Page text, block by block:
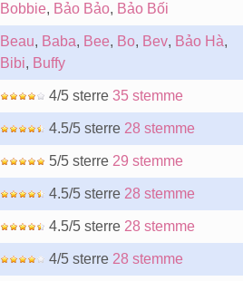
Bobbie, Bảo Bảo, Bảo Bối
Beau, Baba, Bee, Bo, Bev, Bảo Hà,
Bibi, Buffy
4/5 sterre 35 stemme
4.5/5 sterre 28 stemme
5/5 sterre 29 stemme
4.5/5 sterre 28 stemme
4.5/5 sterre 28 stemme
4/5 sterre 28 stemme